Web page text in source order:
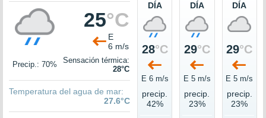
25°C
E
6 m/s
Precip.: 70%
Sensación térmica:
28°C
Temperatura del agua de mar:
27.6°C
DÍA
28°C
E 6 m/s
precip.
42%
DÍA
29°C
E 5 m/s
precip.
23%
DÍA
29°C
E 5 m/s
precip.
23%